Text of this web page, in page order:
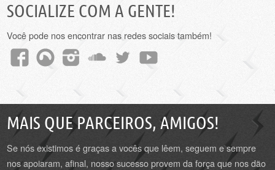
SOCIALIZE COM A GENTE!
Você pode nos encontrar nas redes sociais também!
MAIS QUE PARCEIROS, AMIGOS!
Se nós existimos é graças a vocês que lêem, seguem e sempre
nos apoiaram, afinal, nosso sucesso provem da força que nos dão